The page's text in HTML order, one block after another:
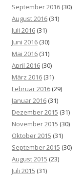
September 2016 (30)
August 2016 (31)
Juli 2016 (31)
Juni 2016 (30)
Mai 2016 (31)
April 2016 (30)
März 2016 (31)
Februar 2016 (29)
Januar 2016 (31)
Dezember 2015 (31)
November 2015 (30)
Oktober 2015 (31)
September 2015 (30)
August 2015 (23)
Juli 2015 (31)